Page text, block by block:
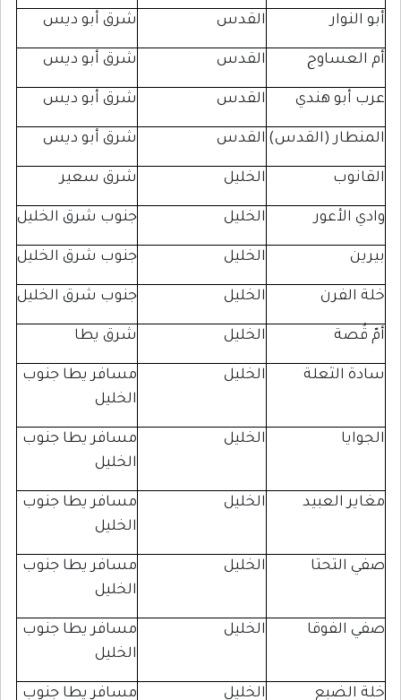
شرق أبو ديس
القدس شرق أبو ديس
هندي القدس شرق أبو ديس
(القدس) القدس شرق أبو ديس
شرق سعير
الخليل جنوب شرق الخليل
جنوب شرق الخليل
الخليل جنوب شرق الخليل
شرق يطا
الخليل
مسافر يطا جنوب
مسافر يطا جنوب
الخليل
مسافر يطا جنوب
الخليل
مسافر يطا جنوب
الخليل
مسافر يطا جنوب
الخليل مسافر يطا جنوب